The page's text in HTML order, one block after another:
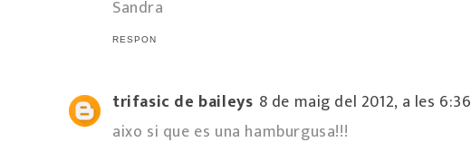
Sandra
RESPON
trifasic de baileys 8 de maig del 2012, a les 6:36
aixo si que es una hamburgusa!!!